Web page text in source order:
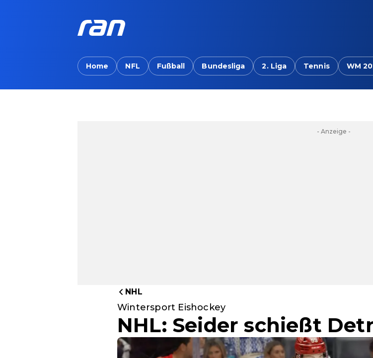
Home NFL Fußball Bundesliga 2. Liga Tennis WM
- Anzeige -
NHL
Wintersport Eishockey
NHL: Seider schießt